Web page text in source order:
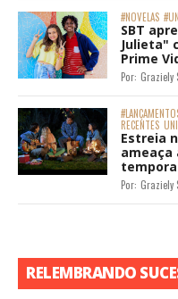
#NOVELAS
SBT
Julieta"
Prime
Por: Graziely
RECENTES
Estreia
ameaça
Por: Graziely
RELEMBRANDO